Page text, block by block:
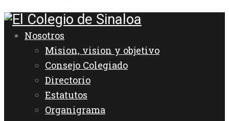
Nosotros
Mision, vision y objetivo
Consejo Colegiado
Directorio
Estatutos
Organigrama